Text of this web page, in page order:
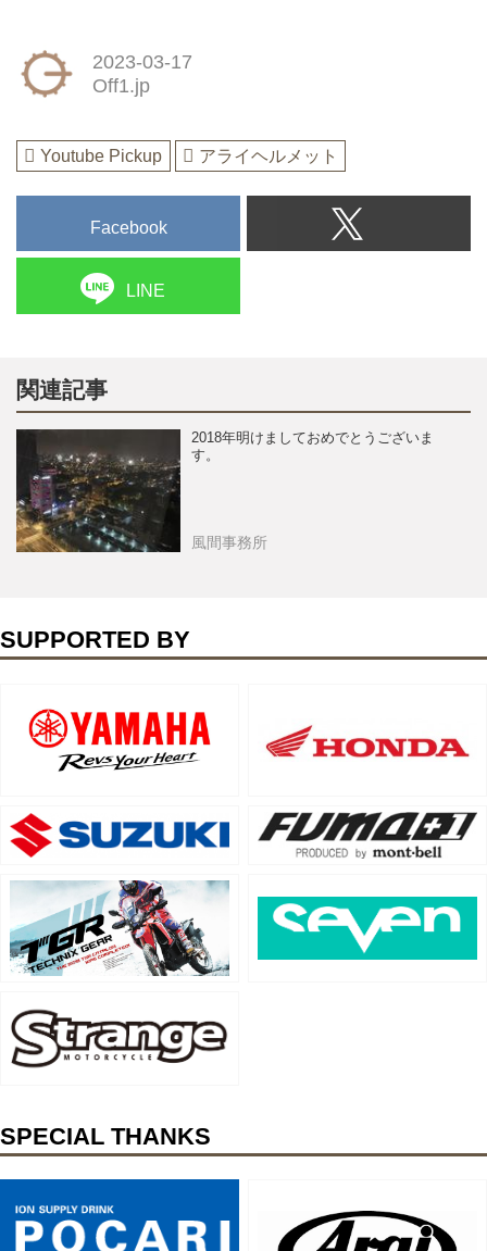
2023-03-17
Off1.jp
Youtube Pickup アライヘルメット
Facebook
LINE
関連記事
2018年明けましておめでとうございま
す。
風間事務所
SUPPORTED BY
SPECIAL THANKS